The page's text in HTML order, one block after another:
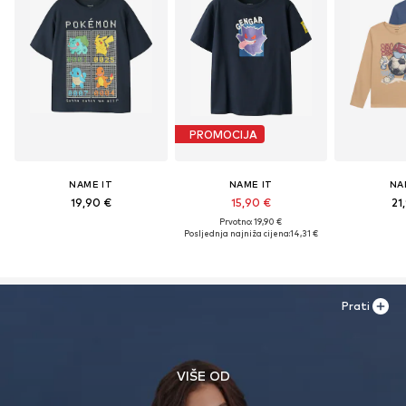
NAME IT
19,90 €
PROMOCIJA
NAME IT
15,90 €
Prvotno: 19,90 €
Posljednja najniža cijena:14,31 €
VIŠE OD
Prati